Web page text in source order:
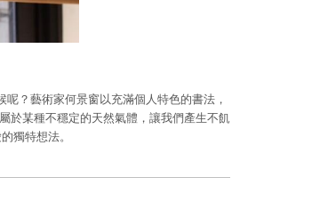
？藝術家何景窗以充滿個人特色的書法，
於某種不穩定的天然氣體，讓我們產生不飢
獨特想法。